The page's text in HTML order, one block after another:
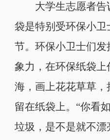
大学生志愿者告
袋是特别受环保小
节。环保小卫士们
象力，在环保纸袋上
海，画上花花草草
留在纸袋上。“你看
垃圾，是不是就不